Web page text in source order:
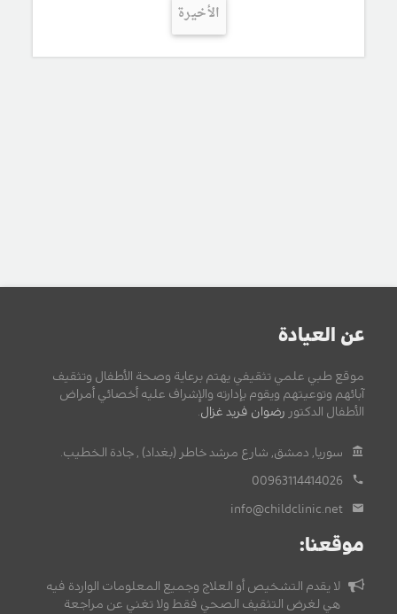
الأخيرة
عن العيادة
موقع طبي علمي تثقيفي يهتم برعاية وصحة الأطفال وتثقيف
آبائهم وتوعيتهم ويقوم بإدارته والإشراف عليه أخصائي أمراض
الأطفال الدكتور رضوان فريد غزال
سوريا, دمشق, شارع مرشد خاطر (بغداد) , جادة الخطيب.
00963114414026
info@childclinic.net
موقعنا:
لا يقدم التشخيص أو العلاج وجميع المعلومات الواردة فيه
هي لغرض التثقيف الصحي فقط ولا تغني عن مراجعة